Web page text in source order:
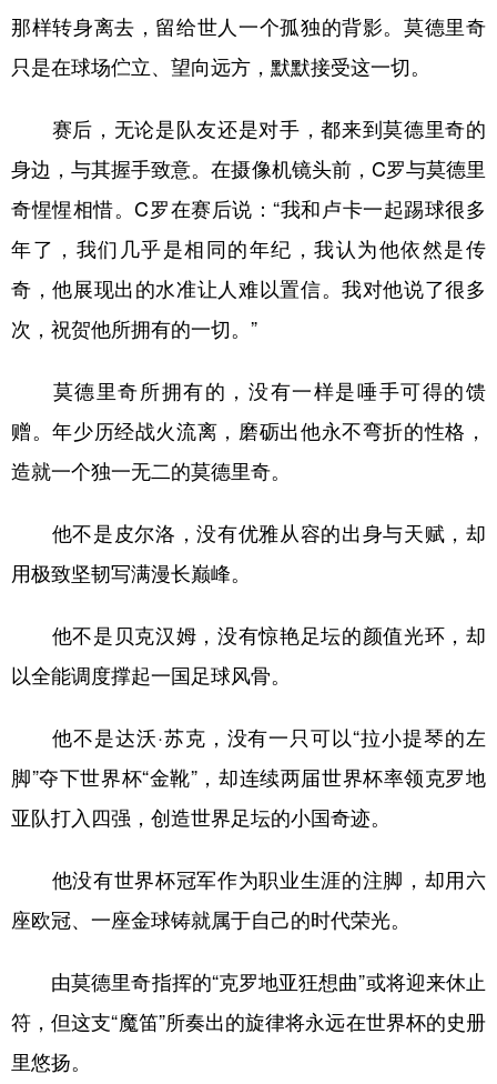
那样转身离去，留给世人一个孤独的背影。莫德里奇
只是在球场伫立、望向远方，默默接受这一切。
赛后，无论是队友还是对手，都来到莫德里奇的
身边，与其握手致意。在摄像机镜头前，C罗与莫德里
奇惺惺相惜。C罗在赛后说：“我和卢卡一起踢球很多
年了，我们几乎是相同的年纪，我认为他依然是传
奇，他展现出的水准让人难以置信。我对他说了很多
次，祝贺他所拥有的一切。”
莫德里奇所拥有的，没有一样是唾手可得的馈
赠。年少历经战火流离，磨砺出他永不弯折的性格，
造就一个独一无二的莫德里奇。
他不是皮尔洛，没有优雅从容的出身与天赋，却
用极致坚韧写满漫长巅峰。
他不是贝克汉姆，没有惊艳足坛的颜值光环，却
以全能调度撑起一国足球风骨。
他不是达沃·苏克，没有一只可以“拉小提琴的左
脚”夺下世界杯“金靴”，却连续两届世界杯率领克罗地
亚队打入四强，创造世界足坛的小国奇迹。
他没有世界杯冠军作为职业生涯的注脚，却用六
座欧冠、一座金球铸就属于自己的时代荣光。
由莫德里奇指挥的“克罗地亚狂想曲”或将迎来休止
符，但这支“魔笛”所奏出的旋律将永远在世界杯的史册
里悠扬。